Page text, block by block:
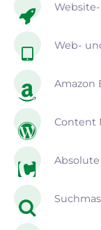
Web-
Amazon
Content